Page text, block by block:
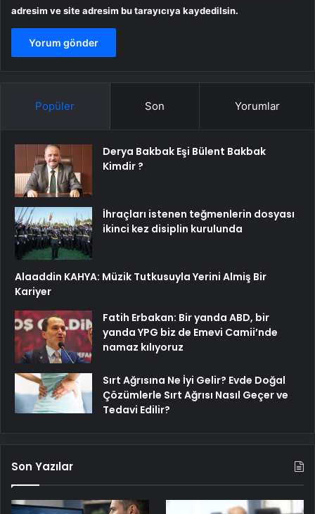
adresim ve site adresim bu tarayıcıya kaydedilsin.
Popüler Son Yorumlar
Derya Bakbak Eşi Bülent Bakbak
Kimdir ?
İhraçları istenen teğmenlerin dosyası
ikinci kez disiplin kurulunda
Alaaddin KAHYA: Müzik Tutkusuyla Yerini Almiş Bir
Kariyer
Fatih Erbakan: Bir yanda ABD, bir
yanda YPG biz de Emevi Camii’nde
namaz kılıyoruz
Sırt Ağrısına Ne İyi Gelir? Evde Doğal
Çözümlerle Sırt Ağrısı Nasıl Geçer ve
Tedavi Edilir?
Son Yazılar